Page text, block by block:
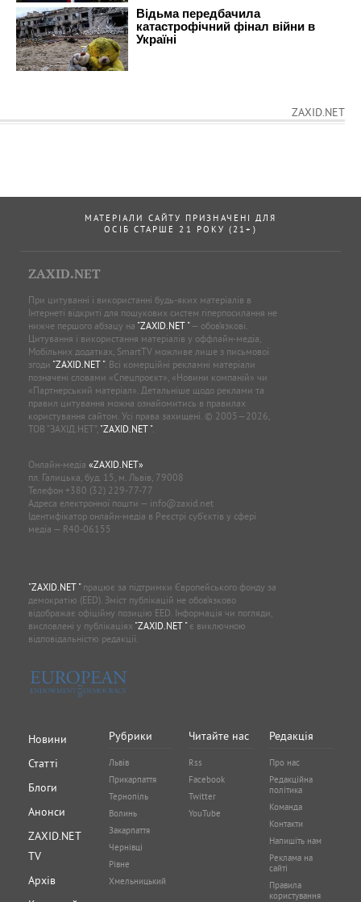
ZAXID.NET
МАТЕРІАЛИ САЙТУ ПРИЗНАЧЕНІ ДЛЯ
ОСІБ СТАРШЕ 21 РОКУ (21+)
ZAXID.NET
При цитуванні і використанні будь-яких матеріалів в
Інтернеті відкриті для пошукових систем гіперпосилання не
нижче першого абзацу на "ZAXID.NET "— обов’язкові.
Цитування і використання матеріалів у оффлайн-медіа,
Мобільних додатках, SmartTV можливе лише з письмової
згоди "ZAXID.NET ". Всі комерційні рекламні матеріали
позначені словами «Спецпроєкт», «Новини компаній» чи
«Партнерський матеріал». Детальніше щодо реклами та
правил цитування можна ознайомитись в правилах
користування сайтом. Усі права захищені. © 2005—2026,
ТОВ “ЗАХІД.НЕТ”, "ZAXID.NET ".
Онлайн-медіа «ZAXID.NET»
пл. Галицька, буд. 15, м. Львів, 79008
Телефон +380 (32) 229-77-77
Адреса електронної пошти — info@zaxid.net
Ідентифікатор онлайн-медіа в Реєстрі суб'єктів у сфері
медіа — R40-06155
"ZAXID.NET "працює за підтримки Європейського фонду за
демократію (EED). Зміст публікацій не обов’язково
відображає офіційну позицію EED. Інформація чи погляди,
висловлені у публікаціях "ZAXID.NET "є виключною
відповідальністю редакції.
Новини
Статті
Блоги
Анонси
ZAXID.NET
TV
Архів
Рубрики
Львів
Прикарпаття
Тернопіль
Волинь
Закарпаття
Чернівці
Рівне
Хмельницький
Читайте нас
Rss
Facebook
Twitter
YouTube
Редакція
Про нас
Редакційна
політика
Команда
Контакти
Напишіть нам
Реклама на
сайті
Правила
користування